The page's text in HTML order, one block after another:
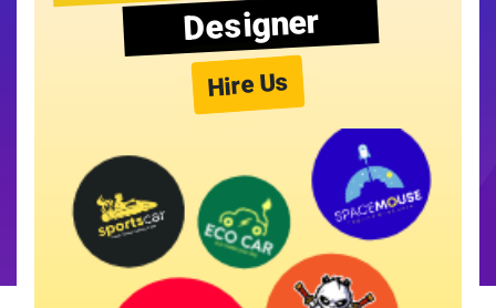
Designer
Hire Us